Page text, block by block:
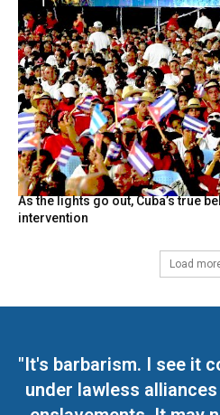
As the lights go out, Cuba’s true
intervention
Load
"It's barbarism. I see it
under lawless